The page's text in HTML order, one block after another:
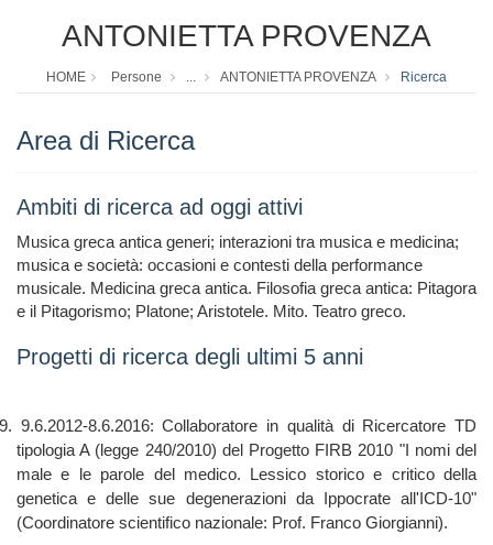
ANTONIETTA PROVENZA
HOME Persone ... ANTONIETTA PROVENZA Ricerca
Area di Ricerca
Ambiti di ricerca ad oggi attivi
Musica greca antica generi; interazioni tra musica e medicina;
musica e società: occasioni e contesti della performance
musicale. Medicina greca antica. Filosofia greca antica: Pitagora
e il Pitagorismo; Platone; Aristotele. Mito. Teatro greco.
Progetti di ricerca degli ultimi 5 anni
9.6.2012-8.6.2016: Collaboratore in qualità di Ricercatore TD
tipologia A (legge 240/2010) del Progetto FIRB 2010 "I nomi del
male e le parole del medico. Lessico storico e critico della
genetica e delle sue degenerazioni da Ippocrate all'ICD-10"
(Coordinatore scientifico nazionale: Prof. Franco Giorgianni).